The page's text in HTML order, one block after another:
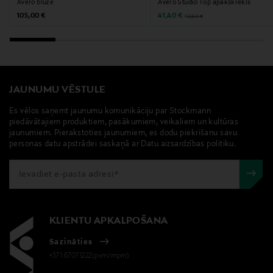
Atslēgvārdi
Avero blūze
Original Price
105,00 €
Avero Studio Top apakškrekls
Discounted Price
41,40 € Original Price
72,90 €
JAUNUMU VĒSTULE
Es vēlos saņemt jaunumu komunikāciju par Stockmann
piedāvātajiem produktiem, pasākumiem, veikaliem un kultūras
jaunumiem. Pierakstoties jaunumiem, es dodu piekrišanu savu
personas datu apstrādei saskaņā ar Datu aizsardzības politiku.
KLIENTU APKALPOŠANA
Sazināties
+371 67071222(pvm/mpm)